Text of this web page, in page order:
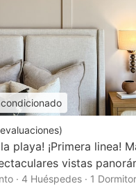
evaluaciones)
playa! ¡Primera linea!
vistas
· 4 Huéspedes · 1